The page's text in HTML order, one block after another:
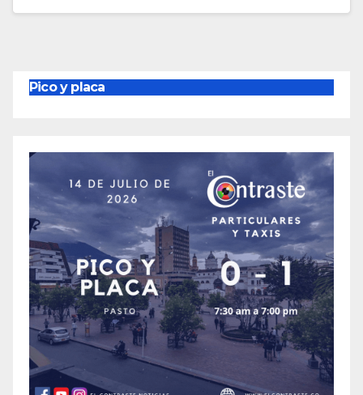
Pico y placa